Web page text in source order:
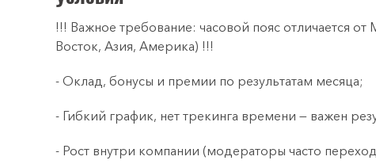
!!! Важное требование: часовой пояс отличается
Восток, Азия, Америка) !!!
- Оклад, бонусы и премии по результатам месяца;
- Гибкий график, нет трекинга времени — важен
- Рост внутри компании (модераторы часто